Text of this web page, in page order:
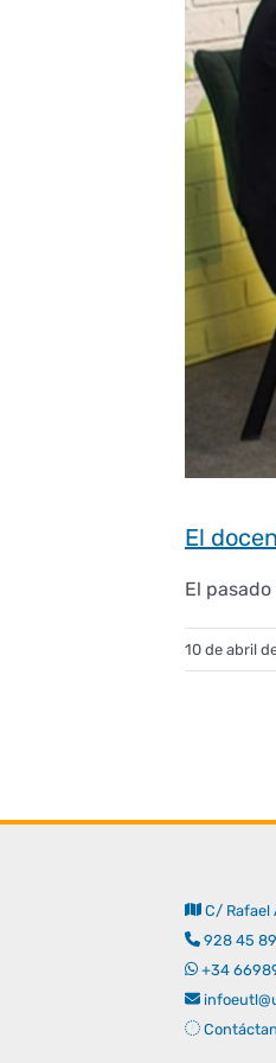
El
El
10 de abril
C/ Rafael
928 45
+34